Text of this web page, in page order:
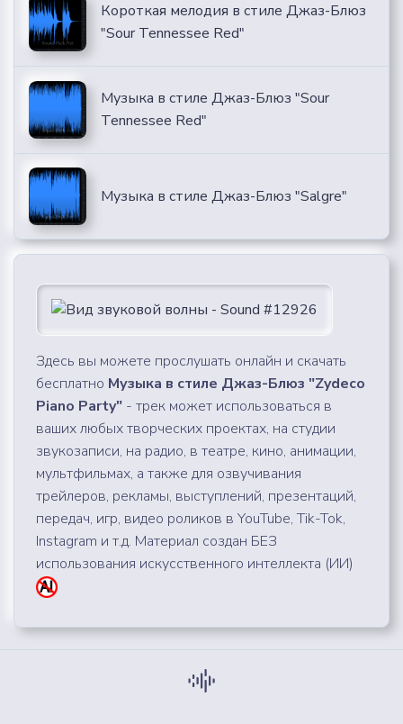
Короткая мелодия в стиле Джаз-Блюз
"Sour Tennessee Red"
Музыка в стиле Джаз-Блюз "Sour
Tennessee Red"
Музыка в стиле Джаз-Блюз "Salgre"
Здесь вы можете прослушать онлайн и скачать
бесплатно Музыка в стиле Джаз-Блюз "Zydeco
Piano Party" - трек может использоваться в
ваших любых творческих проектах, на студии
звукозаписи, на радио, в театре, кино, анимации,
мультфильмах, а также для озвучивания
трейлеров, рекламы, выступлений, презентаций,
передач, игр, видео роликов в YouTube, Tik-Tok,
Instagram и т.д. Материал создан БЕЗ
использования искусственного интеллекта (ИИ)